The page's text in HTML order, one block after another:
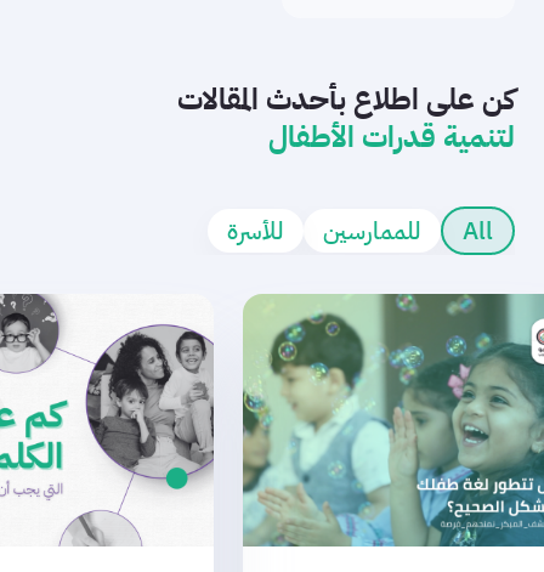
كن على اطلاع بأحدث المقالات
لتنمية قدرات الأطفال
All للممارسين للأسرة